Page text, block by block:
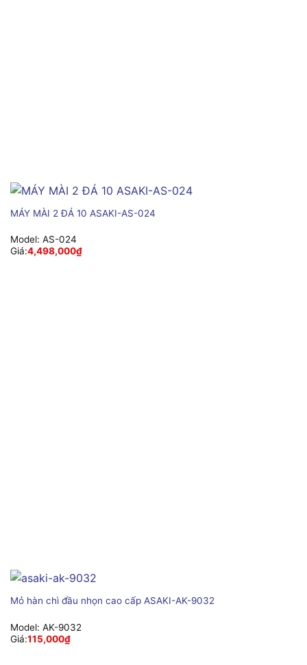
MÁY MÀI 2 ĐÁ 10 ASAKI-AS-024
Model: AS-024
Giá:4,498,000₫
Mỏ hàn chì đầu nhọn cao cấp ASAKI-AK-9032
Model: AK-9032
Giá:115,000₫